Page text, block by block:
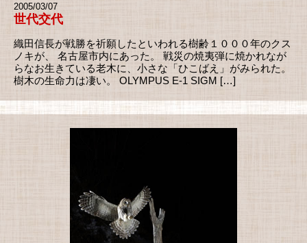
2005/03/07
世代交代
織田信長が戦勝を祈願したといわれる樹齢１０００年のクス
ノキが、 名古屋市内にあった。 戦災の焼夷弾に焼かれなが
らなお生きている老木に、小さな「ひこばえ」がみられた。
樹木の生命力は凄い。 OLYMPUS E-1 SIGM […]